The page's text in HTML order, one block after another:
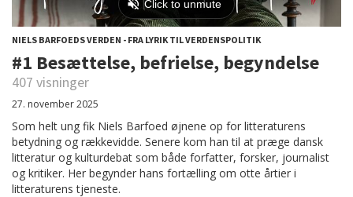
NIELS BARFOEDS VERDEN - FRA LYRIK TIL VERDENSPOLITIK
#1 Besættelse, befrielse, begyndelse
407 visninger
27. november 2025
Som helt ung fik Niels Barfoed øjnene op for litteraturens
betydning og rækkevidde. Senere kom han til at præge dansk
litteratur og kulturdebat som både forfatter, forsker, journalist
og kritiker. Her begynder hans fortælling om otte årtier i
litteraturens tjeneste.